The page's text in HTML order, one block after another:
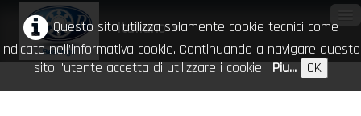
Questo sito utilizza solamente cookie tecnici come
indicato nell’informativa cookie. Continuando a navigare questo
sito l'utente accetta di utilizzare i cookie.Piu... OK
Italiano▼